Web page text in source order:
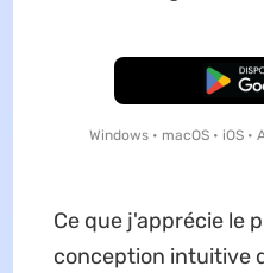
Windows • macOS • iOS •
Ce que j'apprécie le
conception intuitive